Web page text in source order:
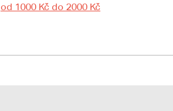
od 1000 Kč do 2000 Kč